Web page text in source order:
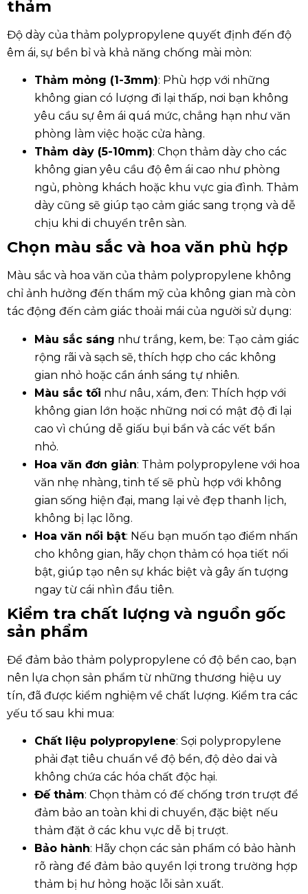
thảm
Độ dày của thảm polypropylene quyết định đến độ
êm ái, sự bền bỉ và khả năng chống mài mòn:
Thảm mỏng (1-3mm): Phù hợp với những
không gian có lượng đi lại thấp, nơi bạn không
yêu cầu sự êm ái quá mức, chẳng hạn như văn
phòng làm việc hoặc cửa hàng.
Thảm dày (5-10mm): Chọn thảm dày cho các
không gian yêu cầu độ êm ái cao như phòng
ngủ, phòng khách hoặc khu vực gia đình. Thảm
dày cũng sẽ giúp tạo cảm giác sang trọng và dễ
chịu khi di chuyển trên sàn.
Chọn màu sắc và hoa văn phù hợp
Màu sắc và hoa văn của thảm polypropylene không
chỉ ảnh hưởng đến thẩm mỹ của không gian mà còn
tác động đến cảm giác thoải mái của người sử dụng:
Màu sắc sáng như trắng, kem, be: Tạo cảm giác
rộng rãi và sạch sẽ, thích hợp cho các không
gian nhỏ hoặc cần ánh sáng tự nhiên.
Màu sắc tối như nâu, xám, đen: Thích hợp với
không gian lớn hoặc những nơi có mật độ đi lại
cao vì chúng dễ giấu bụi bẩn và các vết bẩn
nhỏ.
Hoa văn đơn giản: Thảm polypropylene với hoa
văn nhẹ nhàng, tinh tế sẽ phù hợp với không
gian sống hiện đại, mang lại vẻ đẹp thanh lịch,
không bị lạc lõng.
Hoa văn nổi bật: Nếu bạn muốn tạo điểm nhấn
cho không gian, hãy chọn thảm có họa tiết nổi
bật, giúp tạo nên sự khác biệt và gây ấn tượng
ngay từ cái nhìn đầu tiên.
Kiểm tra chất lượng và nguồn gốc
sản phẩm
Để đảm bảo thảm polypropylene có độ bền cao, bạn
nên lựa chọn sản phẩm từ những thương hiệu uy
tín, đã được kiểm nghiệm về chất lượng. Kiểm tra các
yếu tố sau khi mua:
Chất liệu polypropylene: Sợi polypropylene
phải đạt tiêu chuẩn về độ bền, độ dẻo dai và
không chứa các hóa chất độc hại.
Đế thảm: Chọn thảm có đế chống trơn trượt để
đảm bảo an toàn khi di chuyển, đặc biệt nếu
thảm đặt ở các khu vực dễ bị trượt.
Bảo hành: Hãy chọn các sản phẩm có bảo hành
rõ ràng để đảm bảo quyền lợi trong trường hợp
thảm bị hư hỏng hoặc lỗi sản xuất.